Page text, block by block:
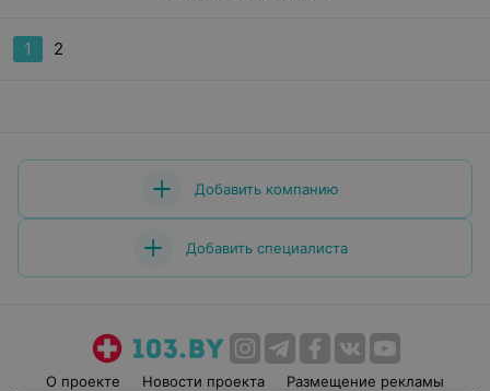
1 2
Добавить компанию
Добавить специалиста
О проекте Новости проекта
Размещение рекламы